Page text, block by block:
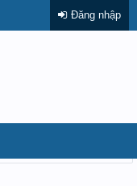
Đăng nhập